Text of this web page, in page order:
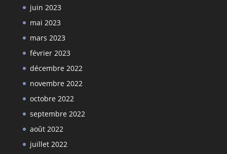
juin 2023
mai 2023
mars 2023
février 2023
décembre 2022
novembre 2022
octobre 2022
septembre 2022
août 2022
juillet 2022